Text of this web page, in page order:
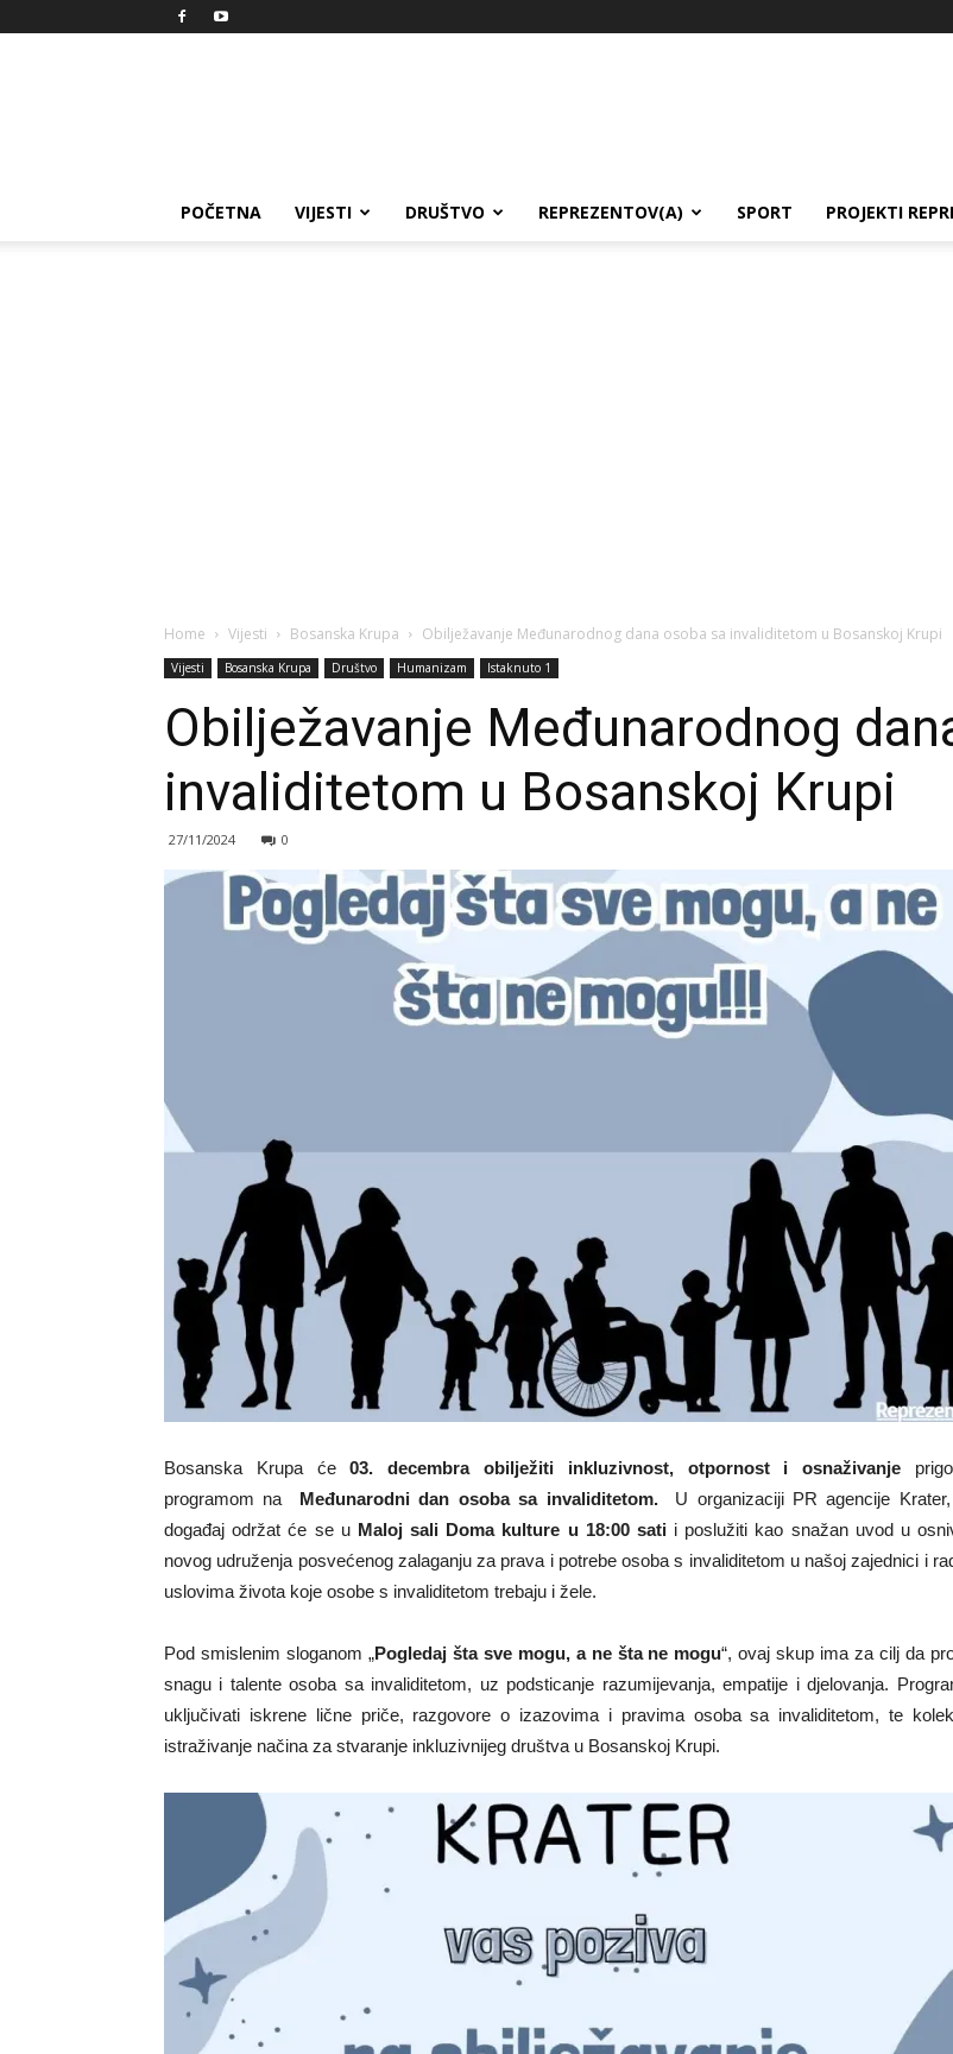
POČETNA VIJESTI DRUŠTVO REPREZENTOV(A) SPORT PROJEKTI
Home Vijesti Bosanska Krupa Obilježavanje Međunarodnog dana osoba sa invaliditetom u Bosanskoj Krupi
Vijesti Bosanska Krupa Društvo Humanizam Istaknuto 1
Obilježavanje Međunarodnog
invaliditetom u Bosanskoj Krupi
27/11/2024 0
Bosanska Krupa će03. decembra obilježiti inkluzivnost, otpornost i osnaživanje
programom na Međunarodni dan osoba sa invaliditetom.U organizaciji PR agencije
događaj održat će se u Maloj sali Doma kulture u 18:00 satii poslužiti kao snažan uvod u
novog udruženja posvećenog zalaganju za prava i potrebe osoba s invaliditetom u našoj zajednici i
uslovima života koje osobe s invaliditetom trebaju i žele.
Pod smislenim sloganom „Pogledaj šta sve mogu, a ne šta ne mogu“, ovaj skup ima za cilj da
snagu i talente osoba sa invaliditetom, uz podsticanje razumijevanja, empatije i djelovanja.
uključivati ​​iskrene lične priče, razgovore o izazovima i pravima osoba sa invaliditetom, te
istraživanje načina za stvaranje inkluzivnijeg društva u Bosanskoj Krupi.